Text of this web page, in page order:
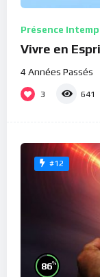
Présence
Vivre en
4 Années Passés
3 641
#12
86%